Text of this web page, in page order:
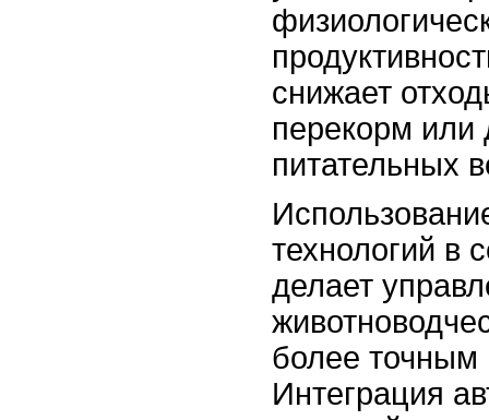
снижает
перекорм или
питательных
технологий в
делает
более
Интеграция